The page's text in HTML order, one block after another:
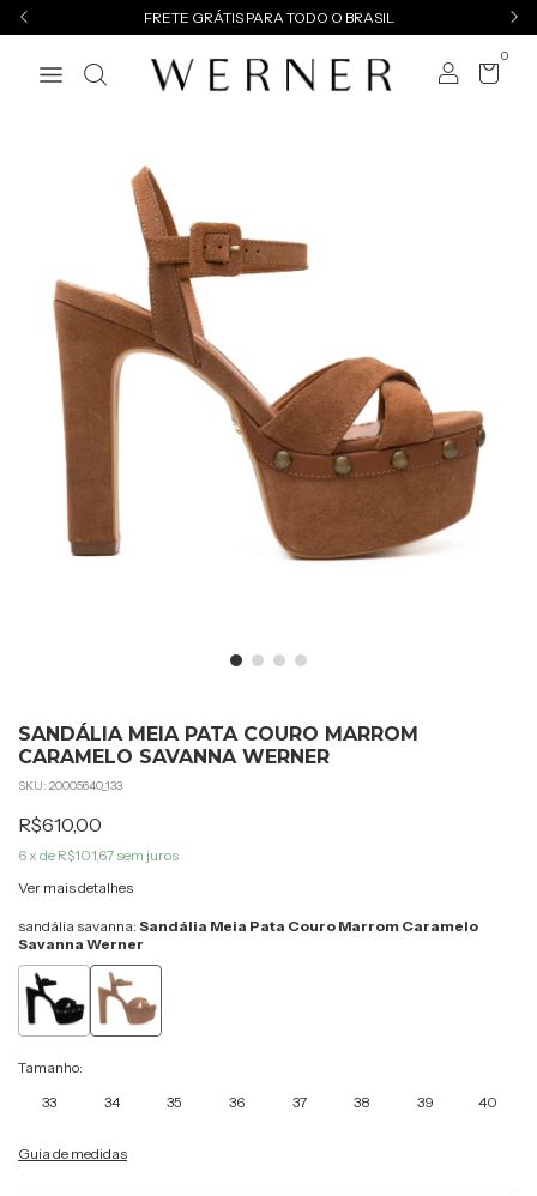
FRETE GRÁTIS PARA TODO O BRASIL
0
SANDÁLIA MEIA PATA COURO MARROM
CARAMELO SAVANNA WERNER
SKU: 20005640_133
R$610,00
6 x de R$101,67 sem juros
Ver mais detalhes
sandália savanna: Sandália Meia Pata Couro Marrom Caramelo
Savanna Werner
Tamanho:
33
34 35 36 37 38 39 40
Guia de medidas